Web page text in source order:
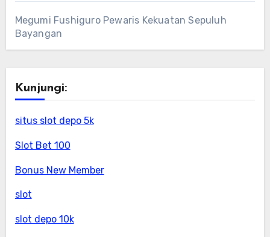
Megumi Fushiguro Pewaris Kekuatan Sepuluh
Bayangan
Kunjungi:
situs slot depo 5k
Slot Bet 100
Bonus New Member
slot
slot depo 10k